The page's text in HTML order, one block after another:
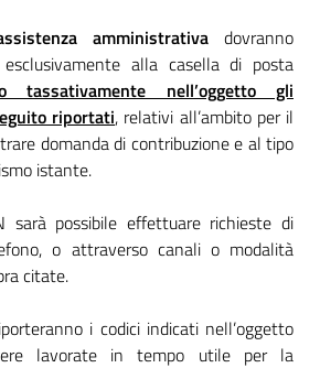
amministrativa dovranno
alla casella di posta
tassativamente nell’oggetto gli
riportati, relativi all’ambito per il
domanda di contribuzione e al tipo
istante.
sarà possibile effettuare richieste di
o attraverso canali o modalità
citate.
i codici indicati nell’oggetto
lavorate in tempo utile per la